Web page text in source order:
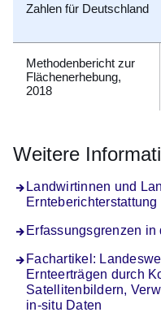
Zahlen für Deutschland
Methodenbericht zur
Flächenerhebung,
2018
Weitere
Landwirtinnen und
Ernteberichterstattung
Erfassungsgrenzen in
Fachartikel:
Ernteerträgen durch
Satellitenbildern,
in-situ Daten